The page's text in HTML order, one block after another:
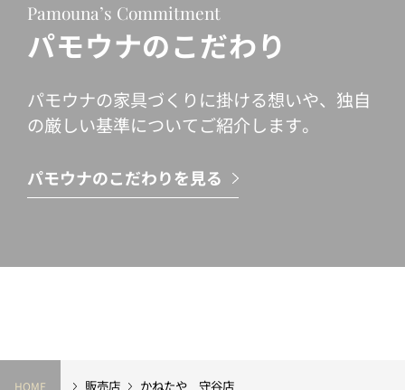
Pamouna’s Commitment
パモウナのこだわり
パモウナの家具づくりに掛ける想いや、独自
の厳しい基準についてご紹介します。
パモウナのこだわりを見る
HOME 販売店 かねたや 守谷店